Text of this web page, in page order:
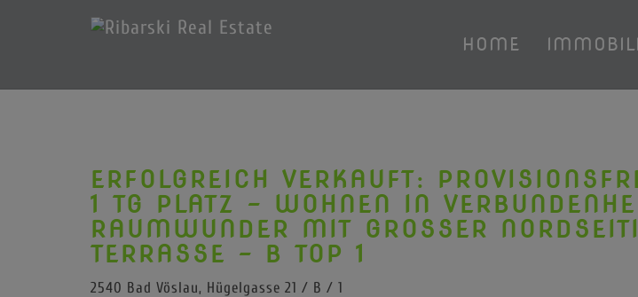
HOME
ERFOLGREICH VERKAUFT:
1 TG PLATZ - WOHNEN IN
RAUMWUNDER MIT GROSSER
ERRASSE - B TOP 1
2540 Bad Vöslau, Hügelgasse 21 / B / 1